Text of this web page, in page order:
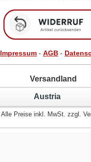
Impressum - AGB -
Versandland
Austria
Alle Preise inkl. MwSt. zzgl.